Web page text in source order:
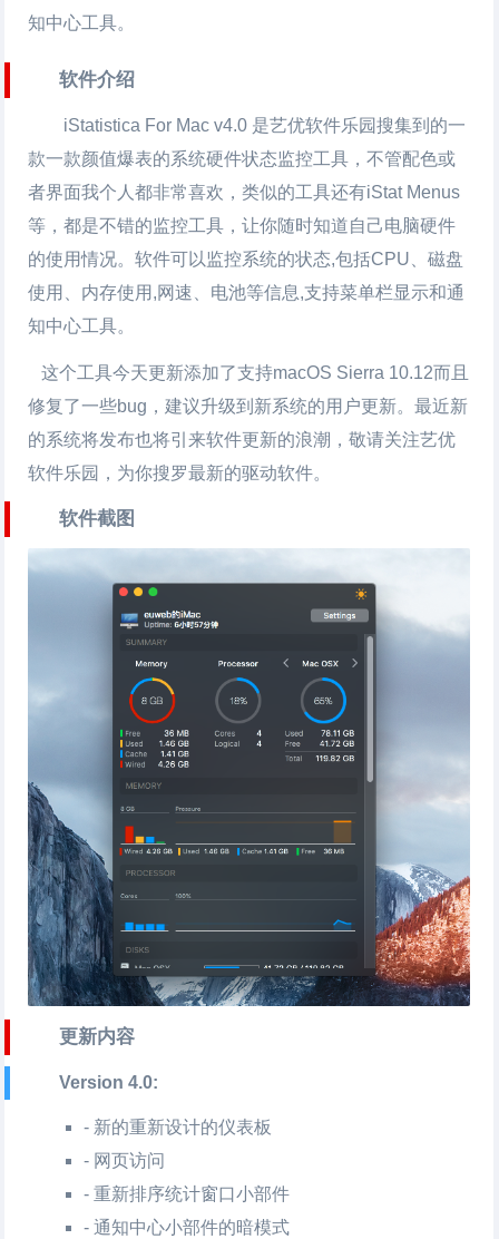
知中心工具。
软件介绍
iStatistica For Mac v4.0 是艺优软件乐园搜集到的一
款一款颜值爆表的系统硬件状态监控工具，不管配色或
者界面我个人都非常喜欢，类似的工具还有iStat Menus
等，都是不错的监控工具，让你随时知道自己电脑硬件
的使用情况。软件可以监控系统的状态,包括CPU、磁盘
使用、内存使用,网速、电池等信息,支持菜单栏显示和通
知中心工具。
这个工具今天更新添加了支持macOS Sierra 10.12而且
修复了一些bug，建议升级到新系统的用户更新。最近新
的系统将发布也将引来软件更新的浪潮，敬请关注艺优
软件乐园，为你搜罗最新的驱动软件。
软件截图
更新内容
Version 4.0:
- 新的重新设计的仪表板
- 网页访问
- 重新排序统计窗口小部件
- 通知中心小部件的暗模式